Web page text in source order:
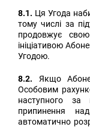
8.1. Ця Угода
тому числі за
продовжує
ініціативою
Угодою.
8.2. Якщо
Особовим
наступного за
припинення
автоматично